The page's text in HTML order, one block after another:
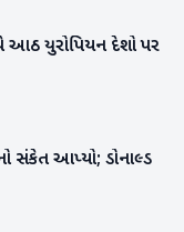
આઠ યુરોપિયન દેશો પર
સંકેત આપ્યો; ડોનાલ્ડ